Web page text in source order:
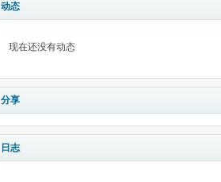
动态
现在还没有动态
分享
日志